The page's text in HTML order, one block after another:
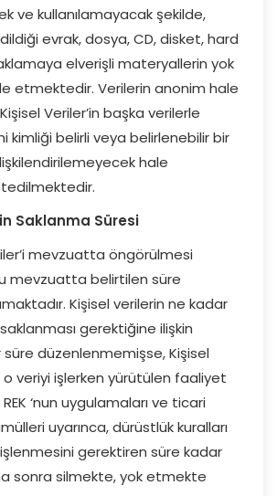
ve kullanılamayacak şekilde,
evrak, dosya, CD, disket, hard
elverişli materyallerin yok
etmektedir. Verilerin anonim hale
Veriler’in başka verilerle
kimliği belirli veya belirlenebilir bir
hale
Saklanma Süresi
mevzuatta öngörülmesi
mevzuatta belirtilen süre
Kişisel verilerin ne kadar
gerektiğine ilişkin
düzenlenmemişse, Kişisel
o veriyi işlerken yürütülen faaliyet
‘nun uygulamaları ve ticari
uyarınca, dürüstlük kuralları
gerektiren süre kadar
sonra silmekte, yok etmekte